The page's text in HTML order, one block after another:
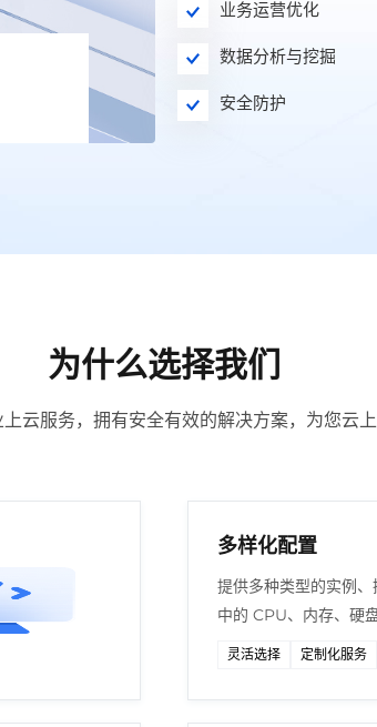
业务运营优化
数据分析与挖掘
安全防护
为什么选择我们
云服务，拥有安全有效的解决方案，为您云
多样化配置
提供多种类型的实例
中的 CPU、内存、硬
灵活选择 定制化服务